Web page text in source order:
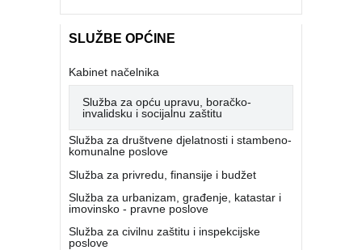
SLUŽBE OPĆINE
Kabinet načelnika
Služba za opću upravu, boračko-
invalidsku i socijalnu zaštitu
Služba za društvene djelatnosti i stambeno-
komunalne poslove
Služba za privredu, finansije i budžet
Služba za urbanizam, građenje, katastar i
imovinsko - pravne poslove
Služba za civilnu zaštitu i inspekcijske
poslove